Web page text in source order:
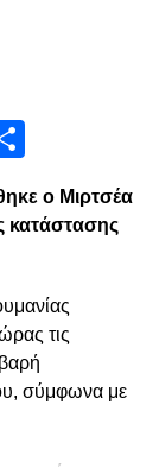
ο Μιρτσέα
κατάστασης
τις
σύμφωνα με